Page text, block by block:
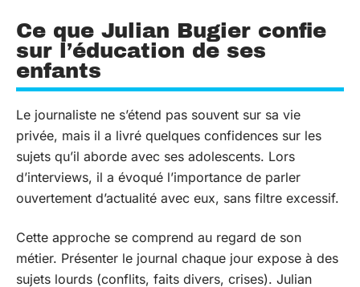
Ce que Julian Bugier confie
sur l’éducation de ses
enfants
Le journaliste ne s’étend pas souvent sur sa vie
privée, mais il a livré quelques confidences sur les
sujets qu’il aborde avec ses adolescents. Lors
d’interviews, il a évoqué l’importance de parler
ouvertement d’actualité avec eux, sans filtre excessif.
Cette approche se comprend au regard de son
métier. Présenter le journal chaque jour expose à des
sujets lourds (conflits, faits divers, crises). Julian